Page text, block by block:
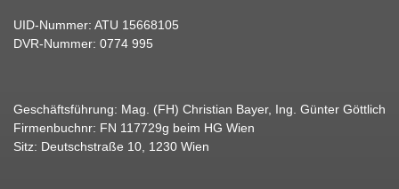
UID-Nummer: ATU 15668105
DVR-Nummer: 0774 995
Geschäftsführung: Mag. (FH) Christian Bayer, Ing. Günter Göttlich
Firmenbuchnr: FN 117729g beim HG Wien
Sitz: Deutschstraße 10, 1230 Wien